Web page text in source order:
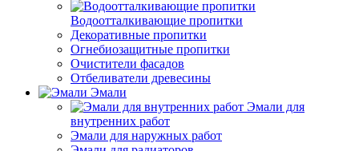
Водоотталкивающие пропитки
Декоративные пропитки
Огнебиозащитные пропитки
Очистители фасадов
Отбеливатели древесины
Эмали
Эмали для
внутренних работ
Эмали для наружных работ